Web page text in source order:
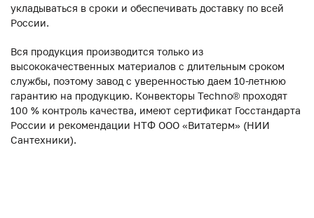
укладываться в сроки и обеспечивать доставку по всей
России.
Вся продукция производится только из
высококачественных материалов с длительным сроком
службы, поэтому завод с уверенностью даем 10-летнюю
гарантию на продукцию. Конвекторы Techno® проходят
100 % контроль качества, имеют сертификат Госстандарта
России и рекомендации НТФ ООО «Витатерм» (НИИ
Сантехники).